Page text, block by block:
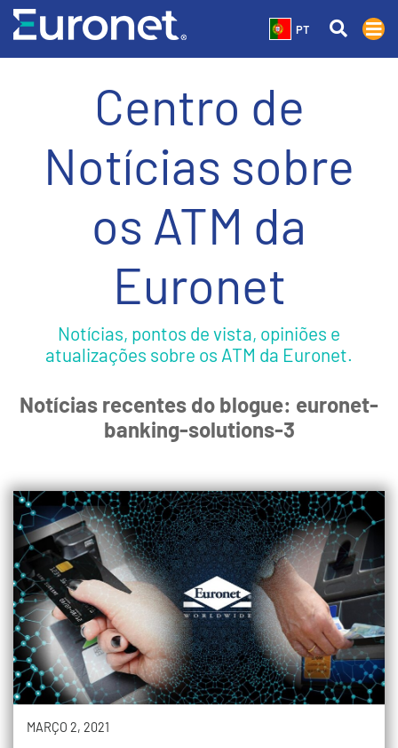
PT
Centro de
Notícias sobre
os ATM da
Euronet
Notícias, pontos de vista, opiniões e
atualizações sobre os ATM da Euronet.
Notícias recentes do blogue: euronet-
banking-solutions-3
MARÇO 2, 2021